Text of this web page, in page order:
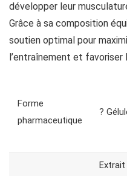
développer leur
Grâce à sa composition
soutien optimal pour
l’entraînement et favoriser
Forme
pharmaceutique
?
Extrait